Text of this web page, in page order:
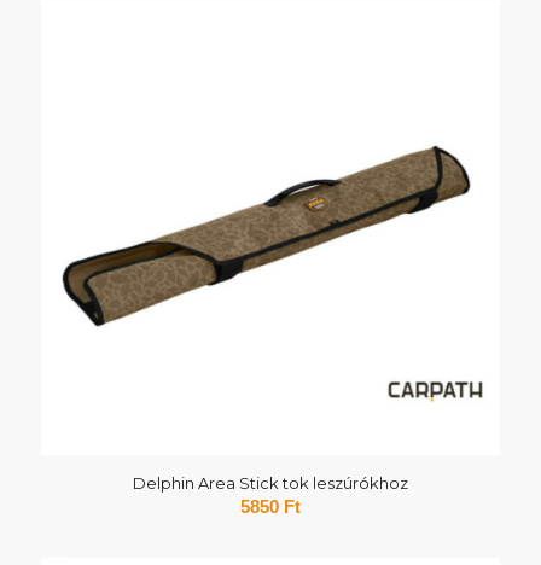
Delphin Area Stick tok leszúrókhoz
5850 Ft